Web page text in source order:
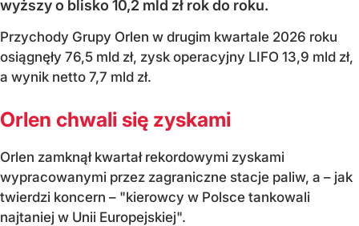
wyższy o blisko 10,2 mld zł rok do roku.
Przychody Grupy Orlen w drugim kwartale 2026 roku
osiągnęły 76,5 mld zł, zysk operacyjny LIFO 13,9 mld zł,
a wynik netto 7,7 mld zł.
Orlen chwali się zyskami
Orlen zamknął kwartał rekordowymi zyskami
wypracowanymi przez zagraniczne stacje paliw, a – jak
twierdzi koncern – "kierowcy w Polsce tankowali
najtaniej w Unii Europejskiej".